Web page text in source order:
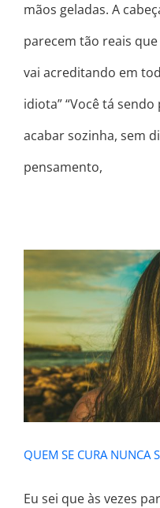
mãos geladas. A
parecem tão reais
vai acreditando em
idiota” “Você tá sendo
acabar sozinha, sem
pensamento,
QUEM SE
QUEM SE CURA NUNCA
Eu sei que às vezes